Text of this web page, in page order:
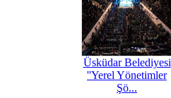
Üsküdar Belediyesi
''Yerel Yönetimler
Şö...